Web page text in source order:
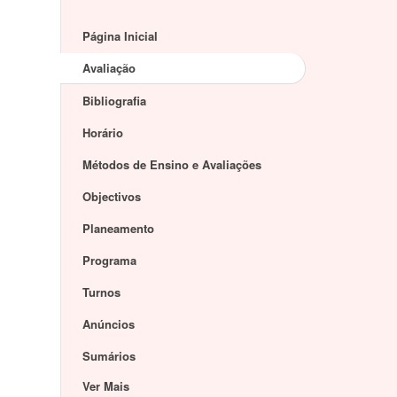
Página Inicial
Avaliação
Bibliografia
Horário
Métodos de Ensino e Avaliações
Objectivos
Planeamento
Programa
Turnos
Anúncios
Sumários
Ver Mais